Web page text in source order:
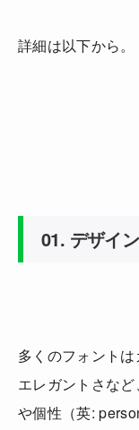
詳細は以下から。
01. デザイ
多くのフォントは
エレガントさなど
や個性（英: